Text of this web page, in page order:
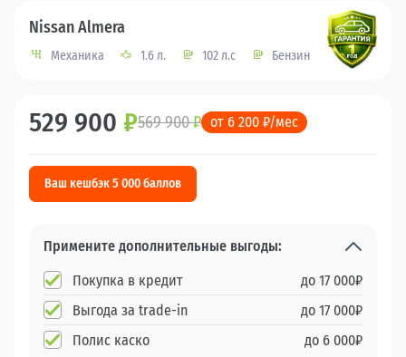
Nissan Almera
Механика 1.6 л. 102 л.с Бензин
529 900 ₽569 900₽ от 6 200 ₽/мес
Ваш кешбэк 5 000 баллов
Примените дополнительные выгоды:
Покупка в кредит
до 17 000₽
Выгода за trade-in
до 17 000₽
Полис каско
до 6 000₽